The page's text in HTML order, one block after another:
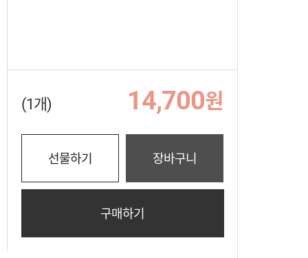
(1개) 14,700원
선물하기 장바구니
구매하기